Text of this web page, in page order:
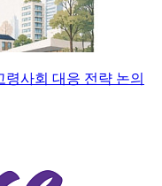
사회 대응 전략 논의